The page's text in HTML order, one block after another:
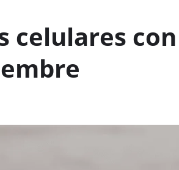
con